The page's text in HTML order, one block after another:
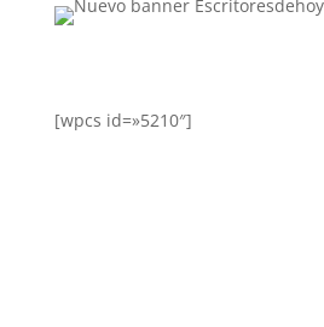
[wpcs id=»5210″]